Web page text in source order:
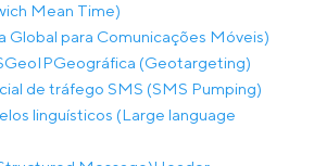
Mean Time)
Global para Comunicações Móveis)
GeoIPGeográfica (Geotargeting)
de tráfego SMS (SMS Pumping)
linguísticos (Large language